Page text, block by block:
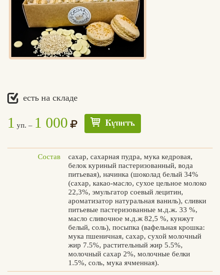
Вконтакте
Max
есть на складе
1 уп. – 1 000 Купить
Состав
сахар, сахарная пудра, мука кедровая,
белок куриный пастеризованный, вода
питьевая), начинка (шоколад белый 34%
(сахар, какао-масло, сухое цельное молоко
22,3%, эмульгатор соевый лецитин,
ароматизатор натуральная ваниль), сливки
питьевые пастеризованные м.д.ж. 33 %,
масло сливочное м.д.ж 82,5 %, кунжут
белый, соль), посыпка (вафельная крошка:
мука пшеничная, сахар, сухой молочный
жир 7.5%, растительный жир 5.5%,
молочный сахар 2%, молочные белки
1.5%, соль, мука ячменная).